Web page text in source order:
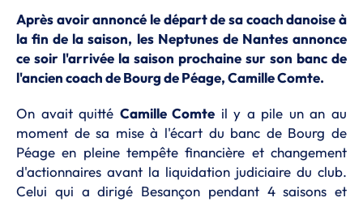
Après avoir annoncé le départ de sa coach danoise à
la fin de la saison, les Neptunes de Nantes annonce
ce soir l'arrivée la saison prochaine sur son banc de
l'ancien coach de Bourg de Péage, Camille Comte.
On avait quitté Camille Comte il y a pile un an au
moment de sa mise à l'écart du banc de Bourg de
Péage en pleine tempête financière et changement
d'actionnaires avant la liquidation judiciaire du club.
Celui qui a dirigé Besançon pendant 4 saisons et